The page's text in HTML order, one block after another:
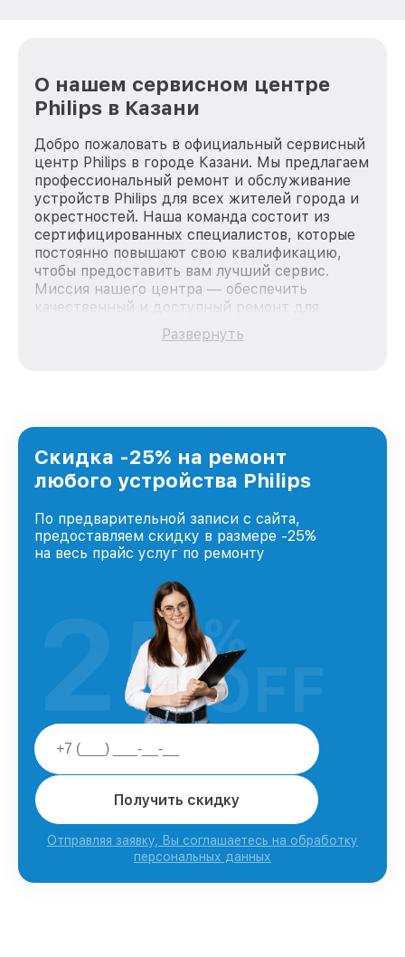
О нашем сервисном центре
Philips в Казани
Добро пожаловать в официальный сервисный
центр Philips в городе Казани. Мы предлагаем
профессиональный ремонт и обслуживание
устройств Philips для всех жителей города и
окрестностей. Наша команда состоит из
сертифицированных специалистов, которые
постоянно повышают свою квалификацию,
чтобы предоставить вам лучший сервис.
Миссия нашего центра — обеспечить
качественный и доступный ремонт для
каждого пользователя продукции Philips, вне
зависимости от сложности поломки. Мы
и лояльности наших клиентов.
Развернуть
Скидка -25% на ремонт
любого устройства Philips
По предварительной записи с сайта,
предоставляем скидку в размере -25%
на весь прайс услуг по ремонту
Получить скидку
Отправляя заявку, Вы соглашаетесь на обработку
персональных данных
25%
OFF